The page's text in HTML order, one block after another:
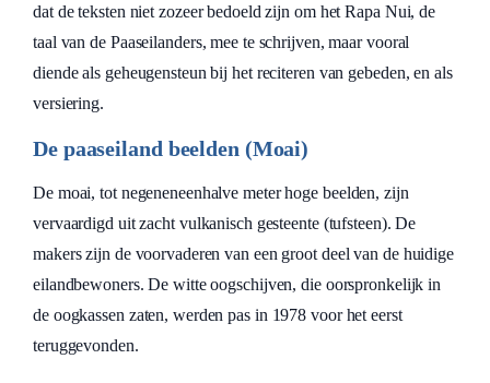
dat de teksten niet zozeer bedoeld zijn om het Rapa Nui, de
taal van de Paaseilanders, mee te schrijven, maar vooral
diende als geheugensteun bij het reciteren van gebeden, en als
versiering.
De paaseiland beelden (Moai)
De moai, tot negeneneenhalve meter hoge beelden, zijn
vervaardigd uit zacht vulkanisch gesteente (tufsteen). De
makers zijn de voorvaderen van een groot deel van de huidige
eilandbewoners. De witte oogschijven, die oorspronkelijk in
de oogkassen zaten, werden pas in 1978 voor het eerst
teruggevonden.